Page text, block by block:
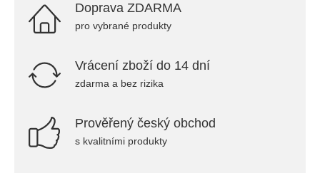
Doprava ZDARMA
pro vybrané produkty
Vrácení zboží do 14 dní
zdarma a bez rizika
Prověřený český obchod
s kvalitními produkty